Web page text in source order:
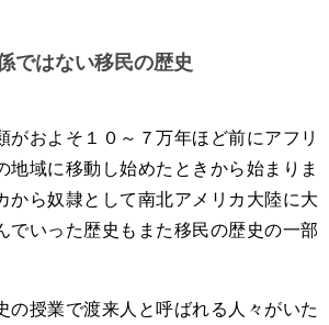
ではない移民の歴史
がおよそ１０～７万年ほど前にアフリ
地域に移動し始めたときから始まりま
から奴隷として南北アメリカ大陸に大
でいった歴史もまた移民の歴史の一部
の授業で渡来人と呼ばれる人々がいた